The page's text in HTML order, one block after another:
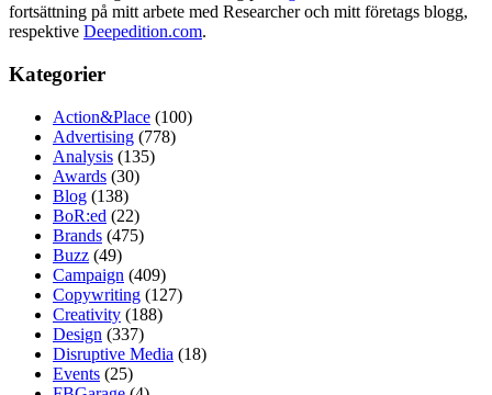
fortsättning på mitt arbete med Researcher och mitt företags blogg,
respektive Deepedition.com.
Kategorier
Action&Place (100)
Advertising (778)
Analysis (135)
Awards (30)
Blog (138)
BoR:ed (22)
Brands (475)
Buzz (49)
Campaign (409)
Copywriting (127)
Creativity (188)
Design (337)
Disruptive Media (18)
Events (25)